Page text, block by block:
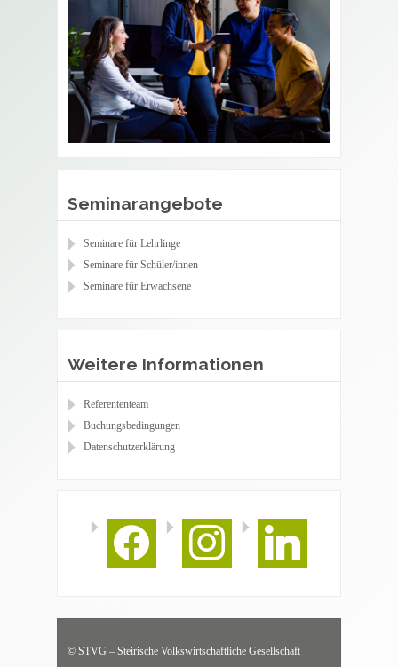
Seminarangebote
Seminare für Lehrlinge
Seminare für Schüler/innen
Seminare für Erwachsene
Weitere Informationen
Referententeam
Buchungsbedingungen
Datenschutzerklärung
facebook instagram linkedin
© STVG – Steirische Volkswirtschaftliche Gesellschaft